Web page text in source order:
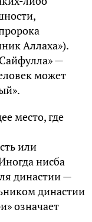
Аллаха»).
—
может
место, где
или
нисба
династии —
династии
означает